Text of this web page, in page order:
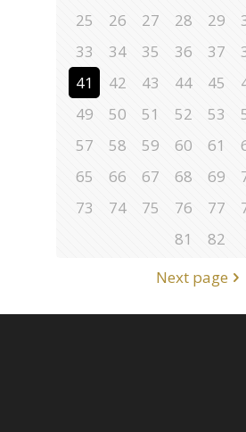
25
26 27 28 29
33
34 35 36 37
41
42 43 44 45
49
50 51 52 53
57
58 59 60 61
65
66 67 68 69
73
74 75 76 77
81
82
Next page